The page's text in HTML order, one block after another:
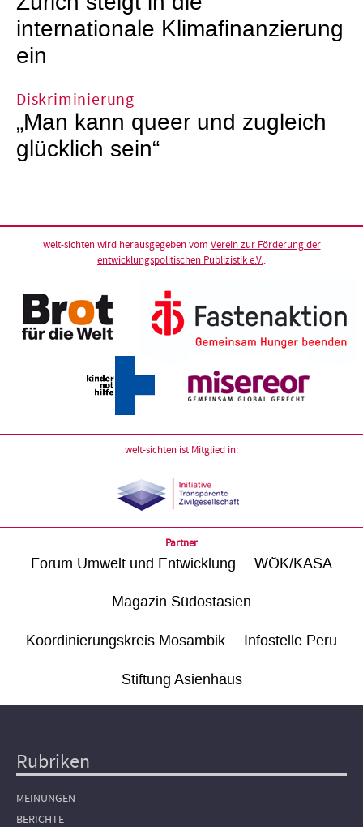
internationale Klimafinanzierung
ein
Diskriminierung
„Man kann queer und zugleich
glücklich sein“
welt-sichten wird herausgegeben vom Verein zur Förderung der
entwicklungspolitischen Publizistik e.V.:
welt-sichten ist Mitglied in:
Partner
Forum Umwelt und Entwicklung WÖK/KASA
Magazin Südostasien
Koordinierungskreis Mosambik Infostelle Peru
Stiftung Asienhaus
Hauptnavigation
Rubriken
MEINUNGEN
BERICHTE